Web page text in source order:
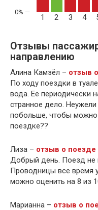
1 2 3 4
Отзывы
направлению
Алина Камзёл – отзыв
По ходу поездки в
вода. Ее периодически
странное дело.
побольше, чтобы можно
поездке??
Лиза – отзыв о поезде
Добрый день. Поезд не
Проводницы все время
можно оценить на 8 из
Марианна – отзыв о